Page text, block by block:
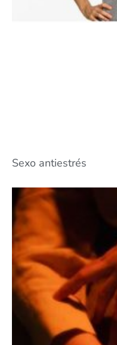
Sexo antiestrés